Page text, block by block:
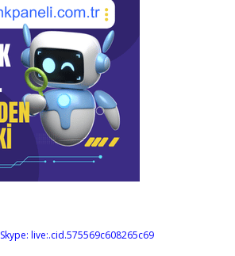
Skype: live:.cid.575569c608265c69